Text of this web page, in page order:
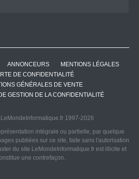
ANNONCEURS
MENTIONS LÉGALES
DE CONFIDENTIALITÉ
GÉNÉRALES DE VENTE
GESTION DE LA CONFIDENTIALITÉ
1997-2026
intégrale ou partielle, par quelque
publiées sur ce site, faite sans l'autorisation
du site LeMondeInformatique.fr est illicite et
une contrefaçon.